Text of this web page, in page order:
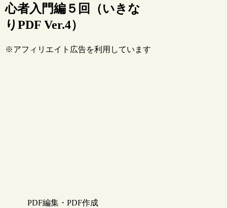
心者入門編５回（いきな
りPDF Ver.4）
※アフィリエイト広告を利用しています
PDF編集・PDF作成